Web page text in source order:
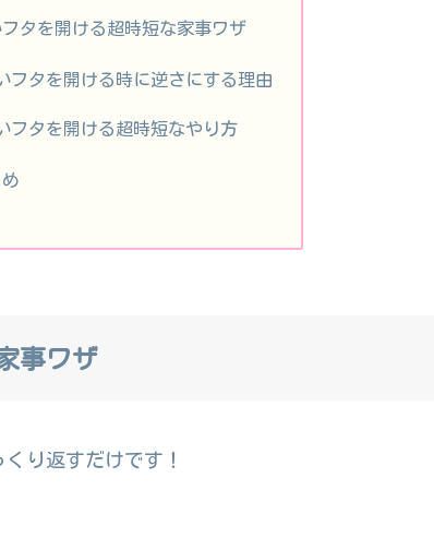
フタを開ける超時短な家事ワザ
フタを開ける時に逆さにする理由
フタを開ける超時短なやり方
事ワザ
り返すだけです！